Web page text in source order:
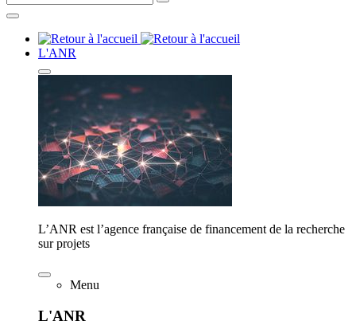
L'ANR
L’ANR est l’agence française de financement de la recherche
sur projets
Menu
L'ANR